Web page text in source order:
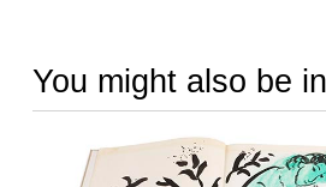
You might also be